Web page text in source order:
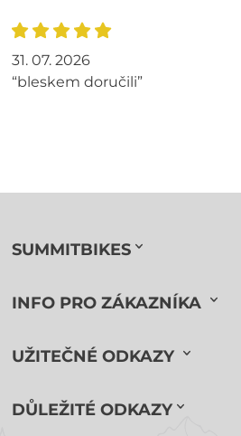
31. 07. 2026
“bleskem doručili”
SUMMITBIKES
INFO PRO ZÁKAZNÍKA
UŽITEČNÉ ODKAZY
DŮLEŽITÉ ODKAZY